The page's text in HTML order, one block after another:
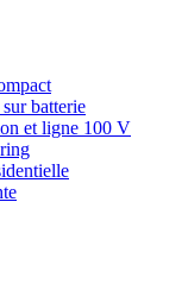
batterie
et ligne 100 V